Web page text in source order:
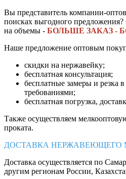
Вы представитель компании-
поисках выгодного
на объемы - БОЛЬШЕ ЗАКАЗ -
Наше предложение оптовым
скидки на нержавейку;
бесплатная консультация;
бесплатные замеры и резка
требованиями;
бесплатная погрузка,
Также осуществляем
проката.
ДОСТАВКА НЕРЖАВЕЮЩЕГО
Доставка осуществляется по
другим регионам России,